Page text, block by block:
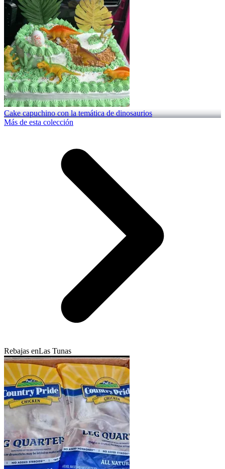
Cake capuchino con la temática de dinosaurios
Más de esta colección
Rebajas enLas Tunas